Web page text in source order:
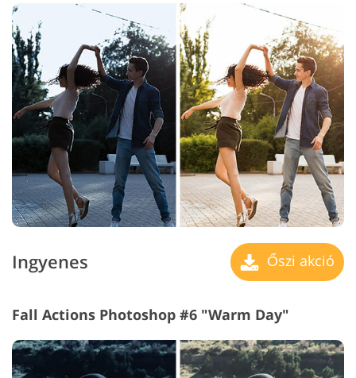
Ingyenes Őszi akció
Fall Actions Photoshop #6 "Warm Day"